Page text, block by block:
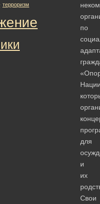
по
для
и
их
Свои
терроризм